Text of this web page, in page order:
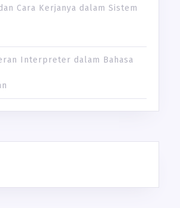
Cara Kerjanya dalam Sistem
Interpreter dalam Bahasa